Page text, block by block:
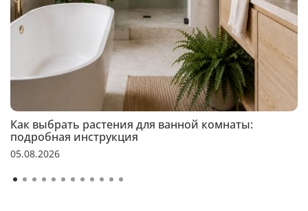
Как выбрать растения для ванной комнаты:
подробная инструкция
05.08.2026